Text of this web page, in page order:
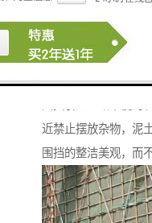
通行的前提下进行。
工地和外界彻底隔离
地域，以免进入施工
请安排专人在安装水
近禁止摆放杂物，泥
围挡的整洁美观，而